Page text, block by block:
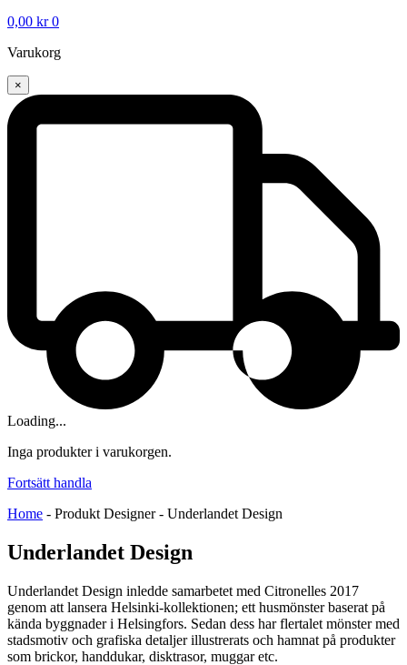
0,00 kr 0
Varukorg
×
Loading...
Inga produkter i varukorgen.
Fortsätt handla
Home - Produkt Designer- Underlandet Design
Underlandet Design
Underlandet Design inledde samarbetet med Citronelles 2017
genom att lansera Helsinki-kollektionen; ett husmönster baserat på
kända byggnader i Helsingfors. Sedan dess har flertalet mönster med
stadsmotiv och grafiska detaljer illustrerats och hamnat på produkter
som brickor, handdukar, disktrasor, muggar etc.